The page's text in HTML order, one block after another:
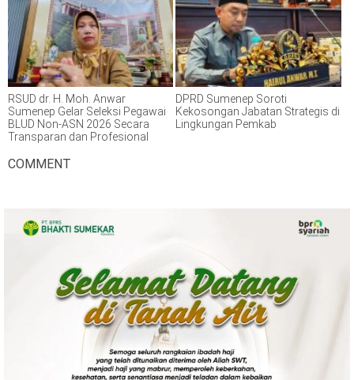
RSUD dr. H. Moh. Anwar
Sumenep Gelar Seleksi Pegawai
BLUD Non-ASN 2026 Secara
Transparan dan Profesional
DPRD Sumenep Soroti
Kekosongan Jabatan Strategis di
Lingkungan Pemkab
COMMENT